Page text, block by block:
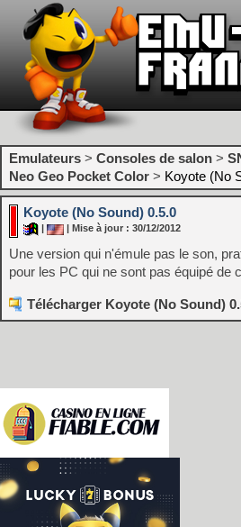
Emulateurs > Consoles de salon >
Neo Geo Pocket Color > Koyote (No
Koyote (No Sound) 0.5.0
| Mise à jour : 30/12/2012
Une version qui n'émule pas le son,
pour les PC qui ne sont pas équipé de
Télécharger Koyote (No Sound)